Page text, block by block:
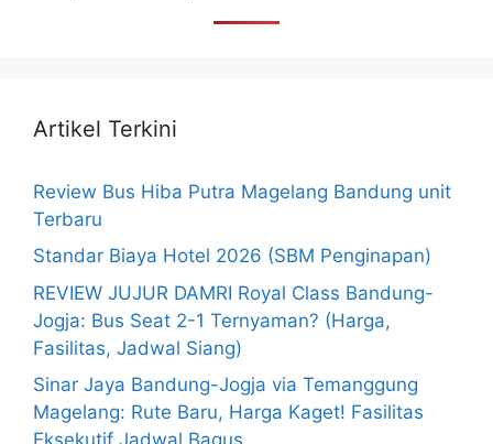
Artikel Terkini
Review Bus Hiba Putra Magelang Bandung unit
Terbaru
Standar Biaya Hotel 2026 (SBM Penginapan)
REVIEW JUJUR DAMRI Royal Class Bandung-
Jogja: Bus Seat 2-1 Ternyaman? (Harga,
Fasilitas, Jadwal Siang)
Sinar Jaya Bandung-Jogja via Temanggung
Magelang: Rute Baru, Harga Kaget! Fasilitas